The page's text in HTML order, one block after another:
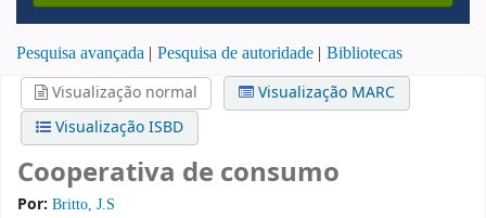
Pesquisa avançada Pesquisa de autoridade Bibliotecas
Visualização normal
Visualização MARC
Visualização ISBD
Cooperativa de consumo
Por: Britto, J.S